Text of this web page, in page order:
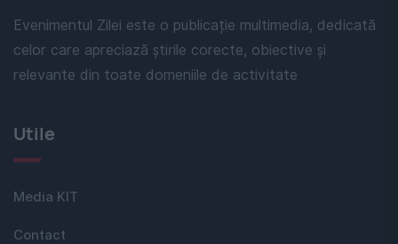
Evenimentul Zilei este o publicație multimedia, dedicată
celor care apreciază știrile corecte, obiective și
relevante din toate domeniile de activitate
Utile
Media KIT
Contact